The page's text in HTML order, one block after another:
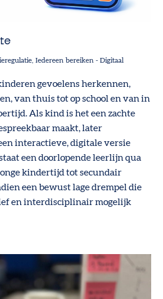
Iedereen bereiken - Digitaal
gevoelens herkennen,
van thuis tot op school en van in
Als kind is het een zachte
maakt, later
interactieve, digitale versie
een doorlopende leerlijn qua
kindertijd tot secundair
een bewust lage drempel die
en interdisciplinair mogelijk